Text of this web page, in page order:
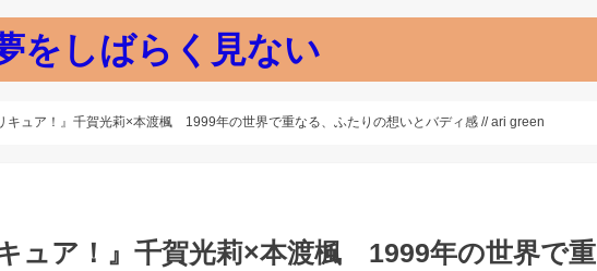
をしばらく見ない
キュア！』千賀光莉×本渡楓 1999年の世界で重なる、ふたりの想いとバディ感 // ari green
キュア！』千賀光莉×本渡楓 1999年の世界で重